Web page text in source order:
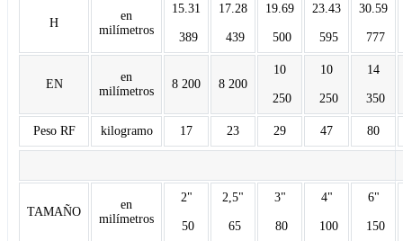
H
en
milímetros
15.31
389
17.28
439
19.69
500
23.43
595
30.59
777
EN
en
milímetros
8 200 8 200
10
250
10
250
14
350
Peso RF kilogramo 17 23 29 47 80
TAMAÑO
en
milímetros
2"
50
2,5"
65
3"
80
4"
100
6"
150